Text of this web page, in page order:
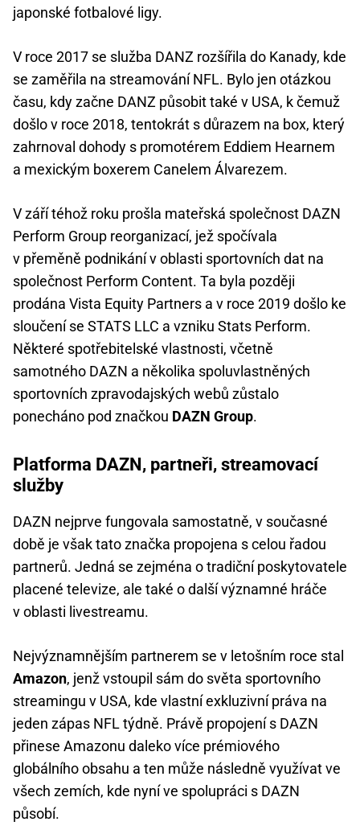
japonské fotbalové ligy.
V roce 2017 se služba DANZ rozšířila do Kanady, kde
se zaměřila na streamování NFL. Bylo jen otázkou
času, kdy začne DANZ působit také v USA, k čemuž
došlo v roce 2018, tentokrát s důrazem na box, který
zahrnoval dohody s promotérem Eddiem Hearnem
a mexickým boxerem Canelem Álvarezem.
V září téhož roku prošla mateřská společnost DAZN
Perform Group reorganizací, jež spočívala
v přeměně podnikání v oblasti sportovních dat na
společnost Perform Content. Ta byla později
prodána Vista Equity Partners a v roce 2019 došlo ke
sloučení se STATS LLC a vzniku Stats Perform.
Některé spotřebitelské vlastnosti, včetně
samotného DAZN a několika spoluvlastněných
sportovních zpravodajských webů zůstalo
ponecháno pod značkou DAZN Group.
Platforma DAZN, partneři, streamovací
služby
DAZN nejprve fungovala samostatně, v současné
době je však tato značka propojena s celou řadou
partnerů. Jedná se zejména o tradiční poskytovatele
placené televize, ale také o další významné hráče
v oblasti livestreamu.
Nejvýznamnějším partnerem se v letošním roce stal
Amazon, jenž vstoupil sám do světa sportovního
streamingu v USA, kde vlastní exkluzivní práva na
jeden zápas NFL týdně. Právě propojení s DAZN
přinese Amazonu daleko více prémiového
globálního obsahu a ten může následně využívat ve
všech zemích, kde nyní ve spolupráci s DAZN
působí.